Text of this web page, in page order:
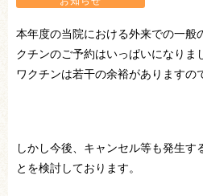
本年度の当院における外来での一般
クチンのご予約はいっぱいになりま
ワクチンは若干の余裕がありますの
しかし今後、キャンセル等も発生す
とを検討しております。